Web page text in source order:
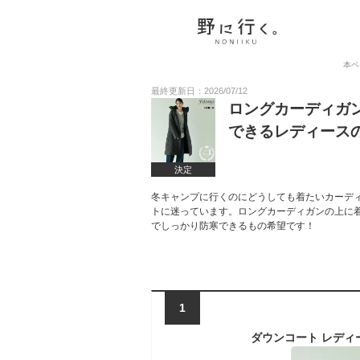
本
最終更新日：2026/07/12
決定
ロングカーディガ
できるレディース
冬キャンプに行くのにどうしても着たいカー
トに迷っています。ロングカーディガンの上
でしっかり防寒できるもの希望です！
1